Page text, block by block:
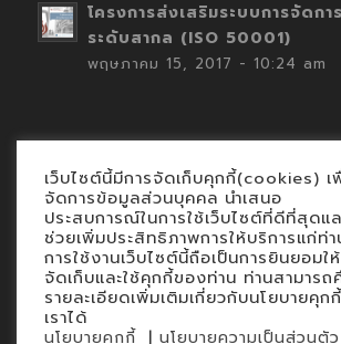
โครงการส่งเสริมระบบการจัดกา
ระดับสากล (ISO 50001)
พฤษภาคม 15, 2017 - 10:24 am
Contact
นโยบายคุกกี้
นโยบายข้อมูลส่วนบุคคล
เว็บไซต์นี้มีการจัดเก็บคุกกี้(cookies) เ
จัดการข้อมูลส่วนบุคคล นำเสนอ
ประสบการณ์ในการใช้เว็บไซต์ที่ดีที่สุดแ
ช่วยเพิ่มประสิทธิภาพการให้บริการแก่ท่า
การใช้งานเว็บไซต์นี้ถือเป็นการยินยอมให้
จัดเก็บและใช้คุกกี้ของท่าน ท่านสามารถ
รายละเอียดเพิ่มเติมเกี่ยวกับนโยบายคุก
เราได้
นโยบายคุกกี้ | นโยบายความเป็นส่วนตัว